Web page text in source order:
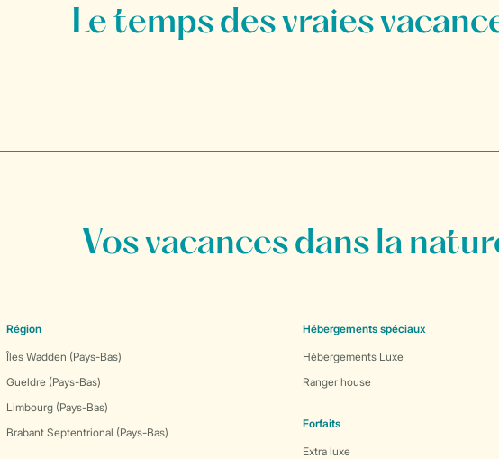
Vos vacances dans la
Région
Îles Wadden (Pays-Bas)
Gueldre (Pays-Bas)
Limbourg (Pays-Bas)
Brabant Septentrional (Pays-Bas)
Hébergements spéciaux
Hébergements Luxe
Ranger house
Forfaits
Extra luxe